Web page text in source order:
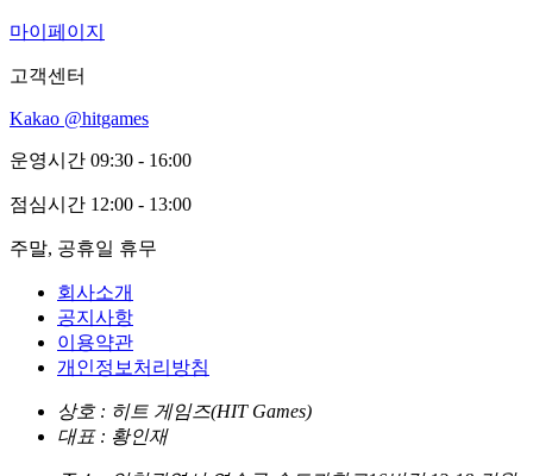
마이페이지
고객센터
Kakao @hitgames
운영시간 09:30 - 16:00
점심시간 12:00 - 13:00
주말, 공휴일 휴무
회사소개
공지사항
이용약관
개인정보처리방침
상호 : 히트 게임즈(HIT Games)
대표 : 황인재